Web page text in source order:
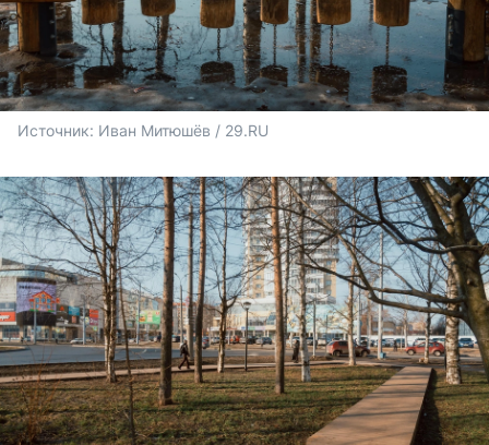
Источник: Иван Митюшёв / 29.RU